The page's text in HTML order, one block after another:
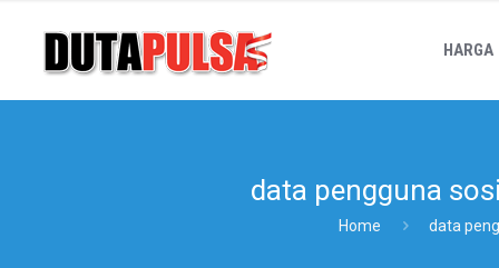
HARGA
data pengguna
Home data